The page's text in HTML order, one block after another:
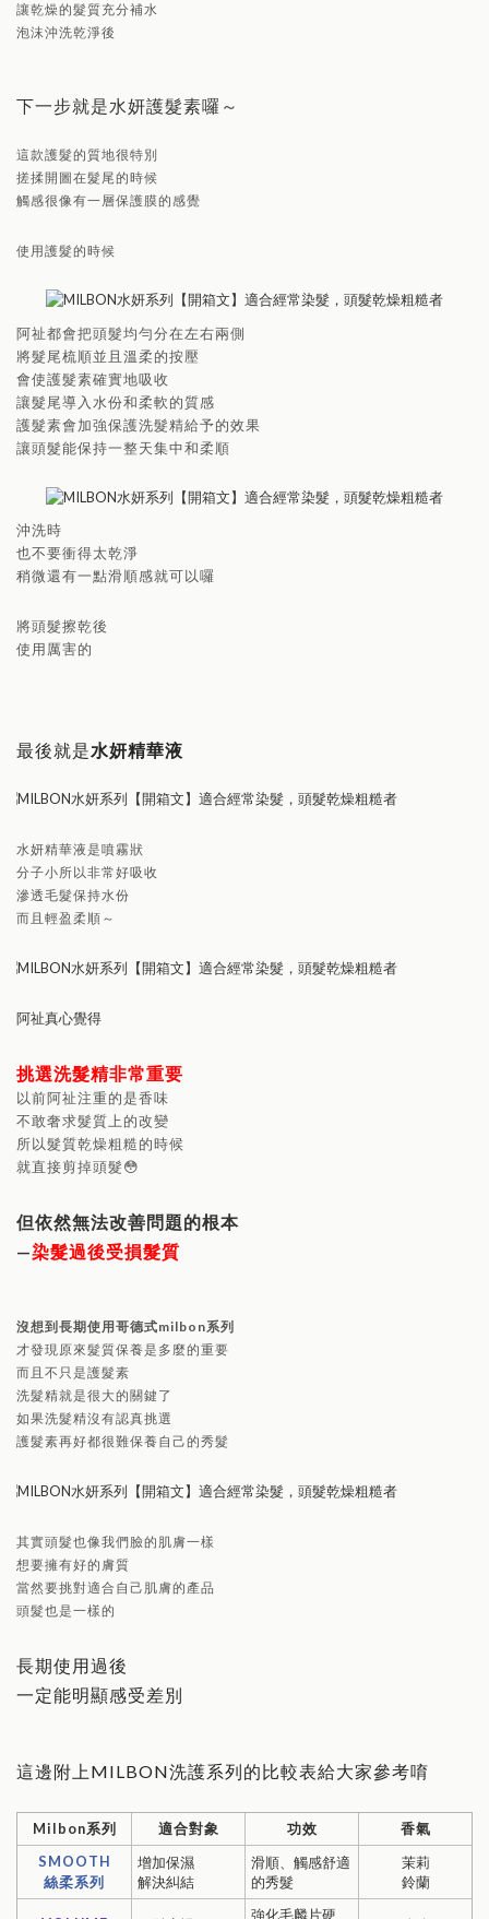
讓乾燥的髮質充分補水
泡沫沖洗乾淨後
下一步就是水妍護髮素囉～
這款護髮的質地很特別
搓揉開圖在髮尾的時候
觸感很像有一層保護膜的感覺
使用護髮的時候
阿祉都會把頭髮均勻分在左右兩側
將髮尾梳順並且溫柔的按壓
會使護髮素確實地吸收
讓髮尾導入水份和柔軟的質感
護髮素會加強保護洗髮精給予的效果
讓頭髮能保持一整天集中和柔順
沖洗時
也不要衝得太乾淨
稍微還有一點滑順感就可以囉
將頭髮擦乾後
使用厲害的
最後就是水妍精華液
水妍精華液是噴霧狀
分子小所以非常好吸收
滲透毛髮保持水份
而且輕盈柔順～
阿祉真心覺得
挑選洗髮精非常重要
以前阿祉注重的是香味
不敢奢求髮質上的改變
所以髮質乾燥粗糙的時候
就直接剪掉頭髮😳
但依然無法改善問題的根本
—染髮過後受損髮質
沒想到長期使用哥德式milbon系列
才發現原來髮質保養是多麼的重要
而且不只是護髮素
洗髮精就是很大的關鍵了
如果洗髮精沒有認真挑選
護髮素再好都很難保養自己的秀髮
其實頭髮也像我們臉的肌膚一樣
想要擁有好的膚質
當然要挑對適合自己肌膚的產品
頭髮也是一樣的
長期使用過後
一定能明顯感受差別
這邊附上MILBON洗護系列的比較表給大家參考唷
Milbon系列 適合對象 功效
香氣
SMOOTH
絲柔系列
增加保濕
解決糾結
滑順、觸感舒適
的秀髮
茉莉
鈴蘭
強化毛麟片硬